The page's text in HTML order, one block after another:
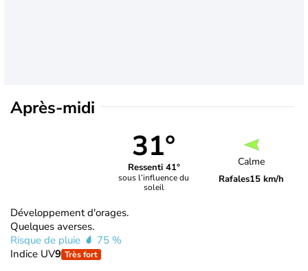
Après-midi
31°
Ressenti 41°
sous l’influence du
soleil
Calme
Rafales15 km/h
Développement d'orages.
Quelques averses.
Risque de pluie
75 %
Indice UV9 Très fort